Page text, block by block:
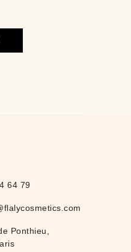
64 79
Ponthieu,